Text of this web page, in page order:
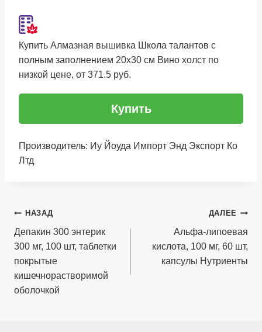
Купить Алмазная вышивка Школа талантов с
полным заполнением 20х30 см Вино холст по
низкой цене, от 371.5 руб.
Купить
Производитель: Иу Йоуда Импорт Энд Экспорт Ко
Лтд
Навигация
по
записям
НАЗАД
Депакин 300 энтерик
300 мг, 100 шт, таблетки
покрытые
кишечнорастворимой
оболочкой
ДАЛЕЕ
Альфа-липоевая
кислота, 100 мг, 60 шт,
капсулы Нутриенты